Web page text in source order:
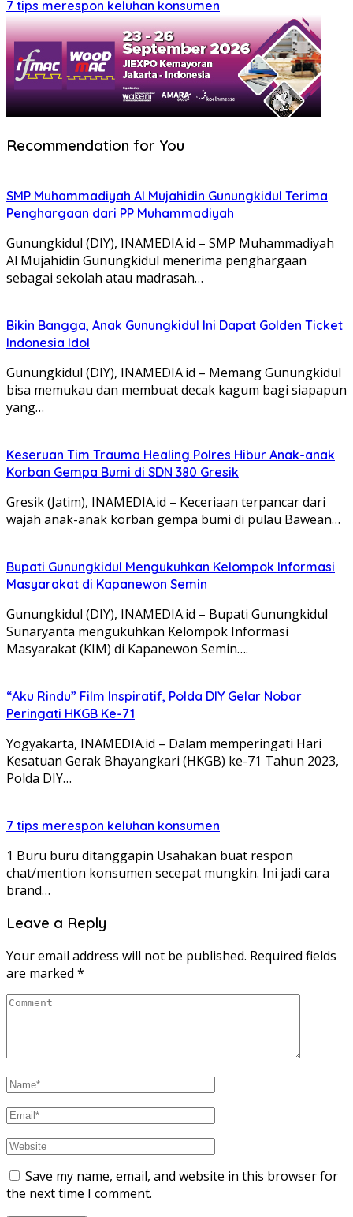
7 tips merespon keluhan konsumen
Recommendation for You
SMP Muhammadiyah Al Mujahidin Gunungkidul Terima
Penghargaan dari PP Muhammadiyah
Gunungkidul (DIY), INAMEDIA.id – SMP Muhammadiyah
Al Mujahidin Gunungkidul menerima penghargaan
sebagai sekolah atau madrasah…
Bikin Bangga, Anak Gunungkidul Ini Dapat Golden Ticket
Indonesia Idol
Gunungkidul (DIY), INAMEDIA.id – Memang Gunungkidul
bisa memukau dan membuat decak kagum bagi siapapun
yang…
Keseruan Tim Trauma Healing Polres Hibur Anak-anak
Korban Gempa Bumi di SDN 380 Gresik
Gresik (Jatim), INAMEDIA.id – Keceriaan terpancar dari
wajah anak-anak korban gempa bumi di pulau Bawean…
Bupati Gunungkidul Mengukuhkan Kelompok Informasi
Masyarakat di Kapanewon Semin
Gunungkidul (DIY), INAMEDIA.id – Bupati Gunungkidul
Sunaryanta mengukuhkan Kelompok Informasi
Masyarakat (KIM) di Kapanewon Semin….
“Aku Rindu” Film Inspiratif, Polda DIY Gelar Nobar
Peringati HKGB Ke-71
Yogyakarta, INAMEDIA.id – Dalam memperingati Hari
Kesatuan Gerak Bhayangkari (HKGB) ke-71 Tahun 2023,
Polda DIY…
7 tips merespon keluhan konsumen
1 Buru buru ditanggapin Usahakan buat respon
chat/mention konsumen secepat mungkin. Ini jadi cara
brand…
Leave a Reply
Your email address will not be published. Required fields
are marked *
Save my name, email, and website in this browser for
the next time I comment.